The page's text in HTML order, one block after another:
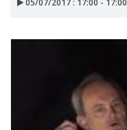
05/07/2017 : 17:00 - 17:00